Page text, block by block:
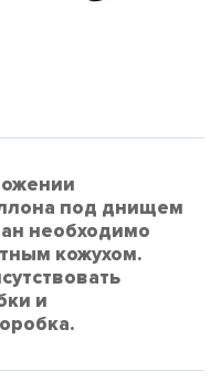
под днищем
необходимо
кожухом.
и